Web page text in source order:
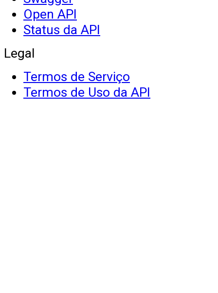
Open API
Status da API
Legal
Termos de Serviço
Termos de Uso da API